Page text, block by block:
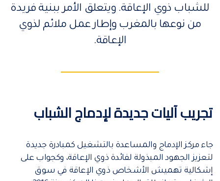
للشباب ذوي الإعاقة. ويتعلق الأمر ببنية فريدة
من نوعها بالمغرب وإطار عمل ملائم لذوي
الإعاقة.
تجريب آليات جديدة لإدماج الشباب
جاء مركز الإدماج والمساعدة بالتشغيل كمبادرة جديدة
لتعزيز الجهود المبذولة لفائدة ذوي الإعاقة، وكجواب على
إشكالية تهميش الأشخاص ذوي الإعاقة في سوق